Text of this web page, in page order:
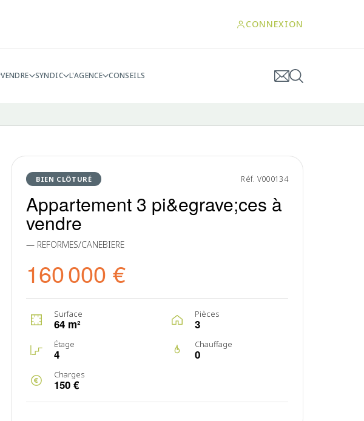
CONNEXION
VENDRE SYNDIC L'AGENCE CONSEILS
BIEN CLÔTURÉ Réf. V000134
Appartement 3 pi&egrave;ces à
vendre
— REFORMES/CANEBIERE
160 000 €
Surface
64 m²
Pièces
3
Étage
4
Chauffage
0
Charges
150 €